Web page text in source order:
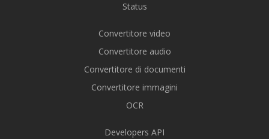
Status
Convertitore video
Convertitore audio
Convertitore di documenti
Convertitore immagini
OCR
Developers API